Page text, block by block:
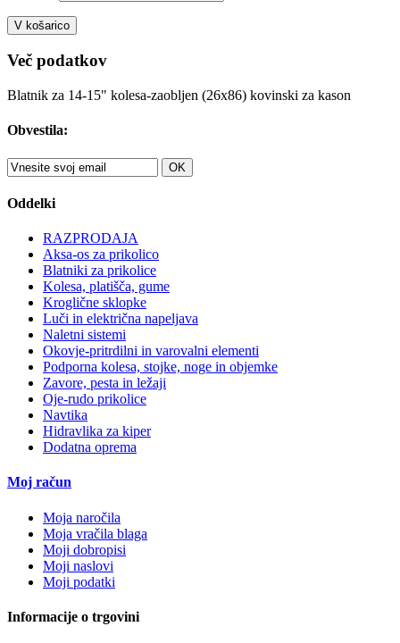
V košarico
Več podatkov
Blatnik za 14-15" kolesa-zaobljen (26x86) kovinski za kason
Obvestila:
OK
Oddelki
RAZPRODAJA
Aksa-os za prikolico
Blatniki za prikolice
Kolesa, platišča, gume
Kroglične sklopke
Luči in električna napeljava
Naletni sistemi
Okovje-pritrdilni in varovalni elementi
Podporna kolesa, stojke, noge in objemke
Zavore, pesta in ležaji
Oje-rudo prikolice
Navtika
Hidravlika za kiper
Dodatna oprema
Moj račun
Moja naročila
Moja vračila blaga
Moji dobropisi
Moji naslovi
Moji podatki
Informacije o trgovini